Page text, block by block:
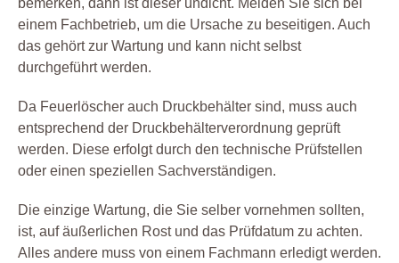
einem Fachbetrieb, um die Ursache zu beseitigen. Auch
das gehört zur Wartung und kann nicht selbst
durchgeführt werden.
Da Feuerlöscher auch Druckbehälter sind, muss auch
entsprechend der Druckbehälterverordnung geprüft
werden. Diese erfolgt durch den technische Prüfstellen
oder einen speziellen Sachverständigen.
Die einzige Wartung, die Sie selber vornehmen sollten,
ist, auf äußerlichen Rost und das Prüfdatum zu achten.
Alles andere muss von einem Fachmann erledigt werden.